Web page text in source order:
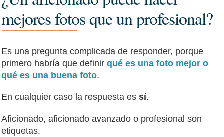
mejores fotos que un profesional?
Es una pregunta complicada de responder, porque
primero habría que definirqué es una foto mejor o
qué es una buena foto.
En cualquier caso la respuesta essí.
Aficionado, aficionado avanzado o profesional son
etiquetas.